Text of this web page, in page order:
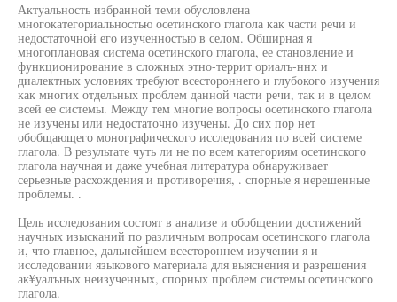
Актуальность избранной теми обусловлена
многокатегориальностью осетинского глагола как части речи и
недостаточной его изученностью в селом. Обширная я
многоплановая система осетинского глагола, ее становление и
функционирование в сложных этно-террит ориалъ-ннх и
диалектных условиях требуют всестороннего и глубокого изучения
как многих отдельных проблем данной части речи, так и в целом
всей ее системы. Между тем многие вопросы осетинского глагола
не изучены или недостаточно изучены. До сих пор нет
обобщающего монографического исследования по всей системе
глагола. В результате чуть ли не по всем категориям осетинского
глагола научная и даже учебная литература обнаруживает
серьезные расхождения и противоречия, . спорные я нерешенные
проблемы. .
Цель исследования состоят в анализе и обобщении достижений
научных изысканий по различным вопросам осетинского глагола
и, что главное, дальнейшем всестороннем изучении я и
исследовании языкового материала для выяснения и разрешения
ак¥уалъных неизученных, спорных проблем системы осетинского
глагола.